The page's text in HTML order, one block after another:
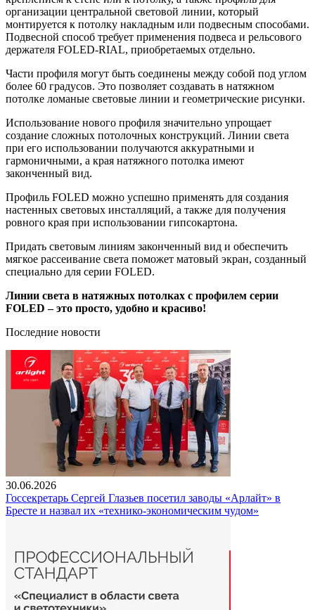
организации центральной световой линии, который
монтируется к потолку накладным или подвесным способами.
Подвесной способ требует применения подвеса и рельсового
держателя FOLED-RIAL, приобретаемых отдельно.
Части профиля могут быть соединены между собой под углом
более 60 градусов. Это позволяет создавать в натяжном
потолке ломаные световые линии и геометрические рисунки.
Использование нового профиля значительно упрощает
создание сложных потолочных конструкций. Линии света
при его использовании получаются аккуратными и
гармоничными, а края натяжного потолка имеют
законченный вид.
Профиль FOLED можно успешно применять для создания
настенных световых инсталляций, а также для получения
ровного края при использовании гипсокартона.
Придать световым линиям законченный вид и обеспечить
мягкое рассеивание света поможет матовый экран, созданный
специально для серии FOLED.
Линии света в натяжных потолках с профилем серии
FOLED – это просто, удобно и красиво!
Последние новости
30.06.2026
Госсекретарь Сергей Глазьев посетил заводы «Арлайт» в
Бресте и назвал их «технико-экономическим чудом»